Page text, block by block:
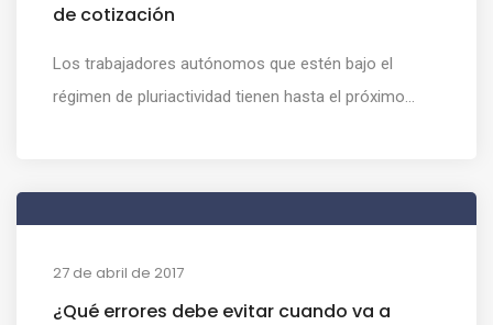
de cotización
Los trabajadores autónomos que estén bajo el
régimen de pluriactividad tienen hasta el próximo...
27 de abril de 2017
¿Qué errores debe evitar cuando va a